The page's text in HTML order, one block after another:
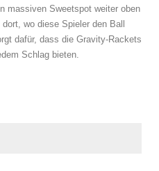
massiven Sweetspot weiter oben
wo diese Spieler den Ball
dafür, dass die Gravity-Rackets
Schlag bieten.